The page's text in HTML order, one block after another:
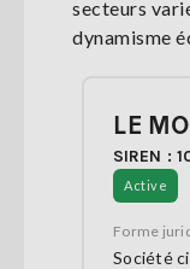
secteurs
dynamisme
LE
SIREN :
Active
Forme
Société